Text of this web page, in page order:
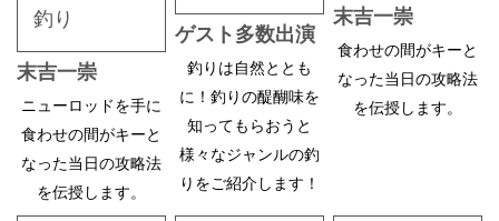
釣り
末吉一崇
ニューロッドを手に
食わせの間がキーと
なった当日の攻略法
を伝授します。
ゲスト多数出演
釣りは自然ととも
に！釣りの醍醐味を
知ってもらおうと
様々なジャンルの釣
りをご紹介します！
末吉一崇
食わせの間がキーと
なった当日の攻略法
を伝授します。